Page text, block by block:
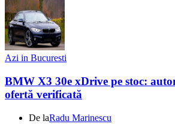
Azi in Bucuresti
BMW X3 30e xDrive pe stoc:
ofertă verificată
De laRadu Marinescu